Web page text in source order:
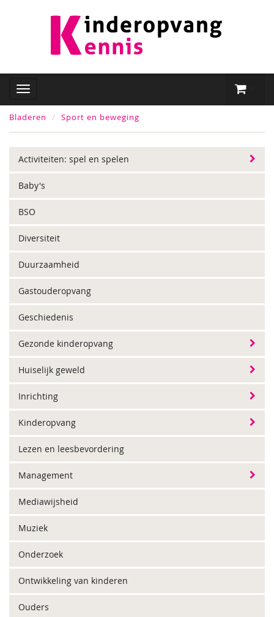
Bladeren Sport en beweging
Activiteiten: spel en spelen
Baby's
BSO
Diversiteit
Duurzaamheid
Gastouderopvang
Geschiedenis
Gezonde kinderopvang
Huiselijk geweld
Inrichting
Kinderopvang
Lezen en leesbevordering
Management
Mediawijsheid
Muziek
Onderzoek
Ontwikkeling van kinderen
Ouders